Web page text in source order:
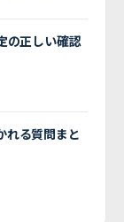
の正しい確認
れる質問まと